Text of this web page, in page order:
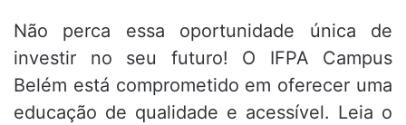
Não perca essa oportunidade única de
investir no seu futuro! O IFPA Campus
Belém está comprometido em oferecer uma
educação de qualidade e acessível. Leia o